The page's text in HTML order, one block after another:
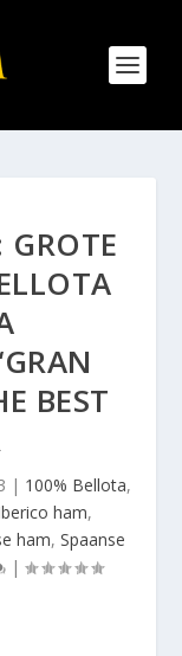
GROTE
BEST
| 100% Bellota,
ham,
ham, Spaanse
|